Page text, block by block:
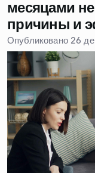
месяцами
причины и
Опубликовано 26